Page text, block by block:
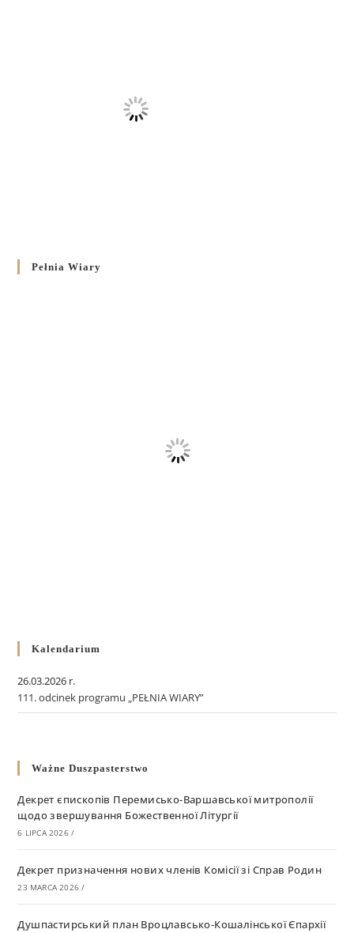
Pełnia Wiary
Kalendarium
26.03.2026 r.
111. odcinek programu „PEŁNIA WIARY”
Ważne Duszpasterstwo
Декрет єпископів Перемисько-Варшавської митрополії
щодо звершування Божественної Літургії
6 LIPCA 2026 /
Декрет призначення нових членів Комісії зі Справ Родин
23 MARCA 2026 /
Душпастирський план Вроцлавсько-Кошалінської Єпархії